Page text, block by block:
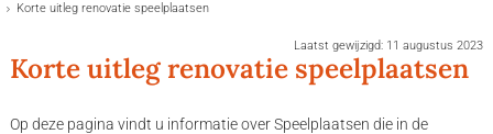
Korte uitleg renovatie speelplaatsen
Korte uitleg renovatie speelplaatsen
Op deze pagina vindt u informatie over Speelplaatsen die in de
Laatst gewijzigd: 11 augustus 2023